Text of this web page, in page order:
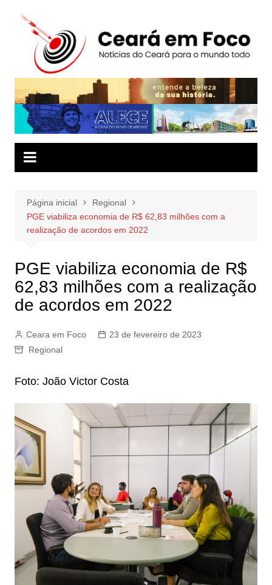
conteúdo
Página inicial
Regional
PGE viabiliza economia de R$ 62,83 milhões com a
realização de acordos em 2022
PGE viabiliza economia de R$
62,83 milhões com a realização
de acordos em 2022
Ceara em Foco
23 de fevereiro de 2023
Regional
Foto: João Victor Costa